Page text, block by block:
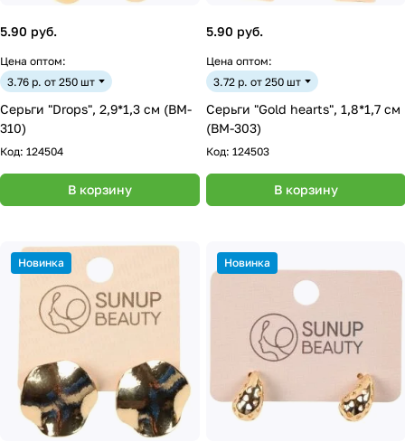
5.90 руб.
Цена оптом:
3.76 р. от 250 шт
Серьги "Drops", 2,9*1,3 см (BM-
310)
Код: 124504
В корзину
5.90 руб.
Цена оптом:
3.72 р. от 250 шт
Серьги "Gold hearts", 1,8*1,7 см
(BM-303)
Код: 124503
В корзину
Новинка Новинка